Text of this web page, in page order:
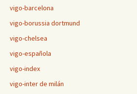
vigo-barcelona
vigo-borussia dortmund
vigo-chelsea
vigo-española
vigo-index
vigo-inter de milán